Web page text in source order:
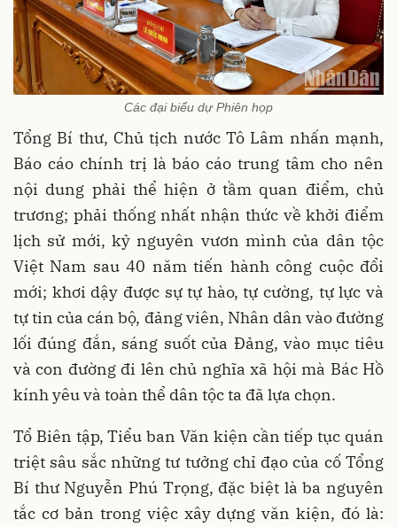
Các đại biểu dự Phiên họp
Tổng Bí thư, Chủ tịch nước Tô Lâm nhấn mạnh,
Báo cáo chính trị là báo cáo trung tâm cho nên
nội dung phải thể hiện ở tầm quan điểm, chủ
trương; phải thống nhất nhận thức về khởi điểm
lịch sử mới, kỷ nguyên vươn mình của dân tộc
Việt Nam sau 40 năm tiến hành công cuộc đổi
mới; khơi dậy được sự tự hào, tự cường, tự lực và
tự tin của cán bộ, đảng viên, Nhân dân vào đường
lối đúng đắn, sáng suốt của Đảng, vào mục tiêu
và con đường đi lên chủ nghĩa xã hội mà Bác Hồ
kính yêu và toàn thể dân tộc ta đã lựa chọn.
Tổ Biên tập, Tiểu ban Văn kiện cần tiếp tục quán
triệt sâu sắc những tư tưởng chỉ đạo của cố Tổng
Bí thư Nguyễn Phú Trọng, đặc biệt là ba nguyên
tắc cơ bản trong việc xây dựng văn kiện, đó là: